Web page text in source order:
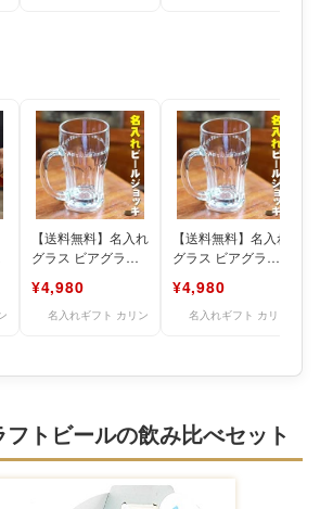
【送料無料】名入れ
グラス ビアグラス
present 【名入
¥4,980
名入れギフト カリン
【送料無料】名入れ
グラス ビアグラス
present 【名入
¥4,980
名入れギフト カリン
フトビールの飲み比べセット